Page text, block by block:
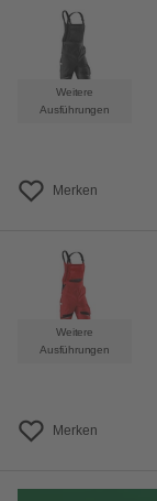
Weitere
Ausführungen
Merken
Weitere
Ausführungen
Merken